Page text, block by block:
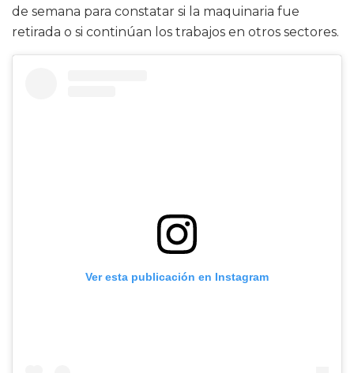
de semana para constatar si la maquinaria fue
retirada o si continúan los trabajos en otros sectores.
Ver esta publicación en Instagram